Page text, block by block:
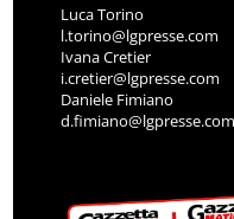
Luca Torino
l.torino@lgpresse.com
Ivana Cretier
i.cretier@lgpresse.com
Daniele Fimiano
d.fimiano@lgpresse.com